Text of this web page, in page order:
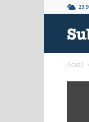
29.9
Acasă